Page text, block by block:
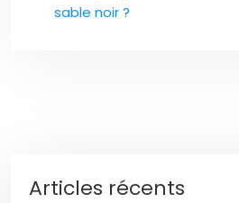
sable noir ?
Articles récents